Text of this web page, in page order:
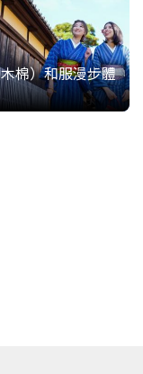
棉）和服漫步體